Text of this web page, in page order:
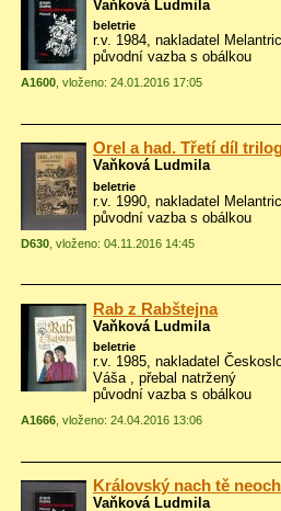
Vaňková Ludmila
beletrie
r.v. 1984, nakladatel
původní vazba s obálkou
A1600, vloženo: 24.01.2016 17:05
Orel a had. Třetí díl
Vaňková Ludmila
beletrie
r.v. 1990, nakladatel
původní vazba s obálkou
D630 , vloženo: 04.11.2016 14:45
Rab z Rabštejna
Vaňková Ludmila
beletrie
r.v. 1985, nakladatel
Váša, přebal natržený
původní vazba s obálkou
A1666 , vloženo: 24.04.2016 13:06
Královský nach tě
Vaňková Ludmila